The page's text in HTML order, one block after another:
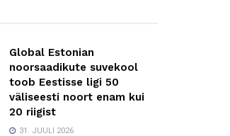
Global Estonian
noorsaadikute suvekool
toob Eestisse ligi 50
väliseesti noort enam kui
20 riigist
31. JUULI 2026